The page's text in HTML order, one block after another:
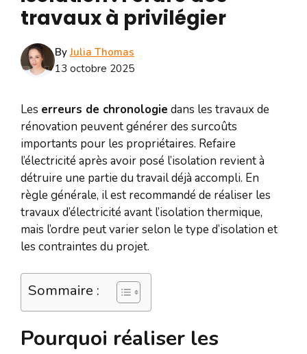
travaux à privilégier
ByJulia Thomas
13 octobre 2025
Les erreurs de chronologie dans les travaux de
rénovation peuvent générer des surcoûts
importants pour les propriétaires. Refaire
l’électricité après avoir posé l’isolation revient à
détruire une partie du travail déjà accompli. En
règle générale, il est recommandé de réaliser les
travaux d’électricité avant l’isolation thermique,
mais l’ordre peut varier selon le type d’isolation et
les contraintes du projet.
Sommaire :
Pourquoi réaliser les